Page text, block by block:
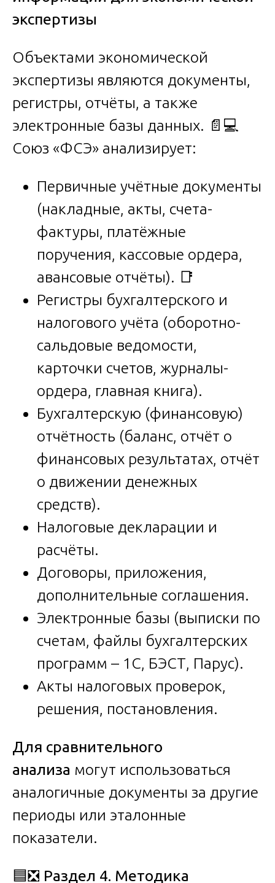
экспертизы
Объектами экономической
экспертизы являются документы,
регистры, отчёты, а также
электронные базы данных. 📄💻
Союз «ФСЭ» анализирует:
Первичные учётные документы
(накладные, акты, счета-
фактуры, платёжные
поручения, кассовые ордера,
авансовые отчёты). 📑
Регистры бухгалтерского и
налогового учёта (оборотно-
сальдовые ведомости,
карточки счетов, журналы-
ордера, главная книга).
Бухгалтерскую (финансовую)
отчётность (баланс, отчёт о
финансовых результатах, отчёт
о движении денежных
средств).
Налоговые декларации и
расчёты.
Договоры, приложения,
дополнительные соглашения.
Электронные базы (выписки по
счетам, файлы бухгалтерских
программ – 1С, БЭСТ, Парус).
Акты налоговых проверок,
решения, постановления.
Для сравнительного
анализа могут использоваться
аналогичные документы за другие
периоды или эталонные
показатели.
🟦❎ Раздел 4. Методика